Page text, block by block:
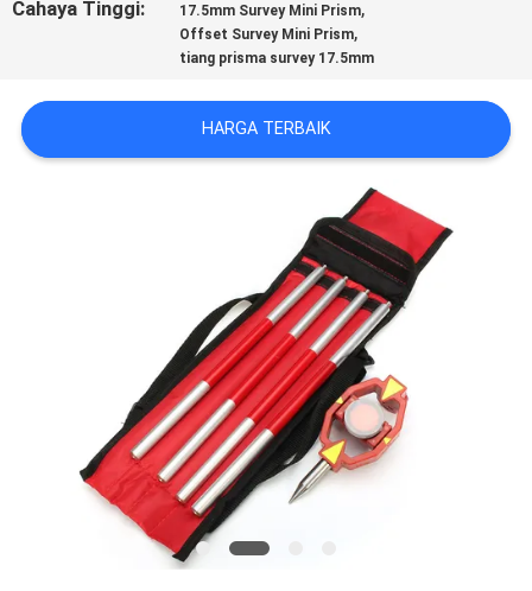
POLICY
Cahaya Tinggi: 17.5mm Survey Mini Prism,
Offset Survey Mini Prism,
tiang prisma survey 17.5mm
HARGA TERBAIK